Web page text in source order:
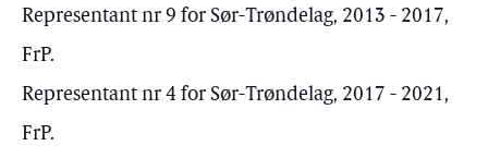
Representant nr 9 for Sør-Trøndelag, 2013 - 2017,
FrP.
Representant nr 4 for Sør-Trøndelag, 2017 - 2021,
FrP.